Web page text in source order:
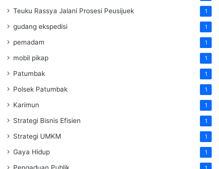
Teuku Rassya Jalani Prosesi Peusijuek 1
gudang ekspedisi 1
pemadam 1
mobil pikap 1
Patumbak 1
Polsek Patumbak 1
Karimun 1
Strategi Bisnis Efisien 1
Strategi UMKM 1
Gaya Hidup 1